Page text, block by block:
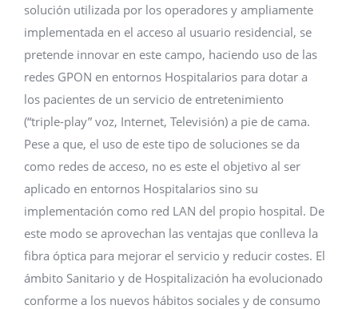
solución utilizada por los operadores y ampliamente
implementada en el acceso al usuario residencial, se
pretende innovar en este campo, haciendo uso de las
redes GPON en entornos Hospitalarios para dotar a
los pacientes de un servicio de entretenimiento
(“triple-play” voz, Internet, Televisión) a pie de cama.
Pese a que, el uso de este tipo de soluciones se da
como redes de acceso, no es este el objetivo al ser
aplicado en entornos Hospitalarios sino su
implementación como red LAN del propio hospital. De
este modo se aprovechan las ventajas que conlleva la
fibra óptica para mejorar el servicio y reducir costes. El
ámbito Sanitario y de Hospitalización ha evolucionado
conforme a los nuevos hábitos sociales y de consumo